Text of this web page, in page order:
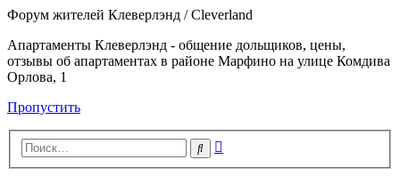
Форум жителей Клеверлэнд / Cleverland
Апартаменты Клеверлэнд - общение дольщиков, цены,
отзывы об апартаментах в районе Марфино на улице Комдива
Орлова, 1
Пропустить
Поиск